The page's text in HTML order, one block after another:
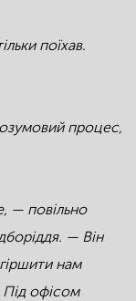
поїхав.
процес,
— повільно
— Він
нам
офісом